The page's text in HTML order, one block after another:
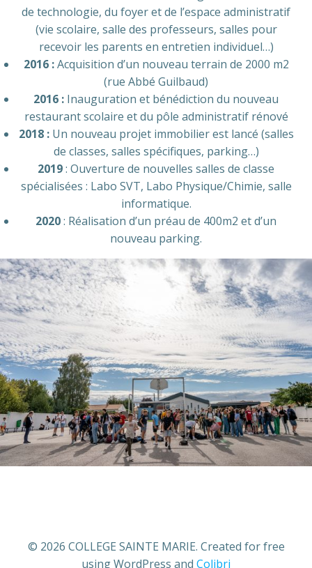
de technologie, du foyer et de l’espace administratif
(vie scolaire, salle des professeurs, salles pour
recevoir les parents en entretien individuel…)
2016 :Acquisition d’un nouveau terrain de 2000 m2
(rue Abbé Guilbaud)
2016 : Inauguration et bénédiction du nouveau
restaurant scolaire et du pôle administratif rénové
2018 :Un nouveau projet immobilier est lancé (salles
de classes, salles spécifiques, parking…)
2019: Ouverture de nouvelles salles de classe
spécialisées : Labo SVT, Labo Physique/Chimie, salle
informatique.
2020: Réalisation d’un préau de 400m2 et d’un
nouveau parking.
© 2026 COLLEGE SAINTE MARIE. Created for free
using WordPress and Colibri